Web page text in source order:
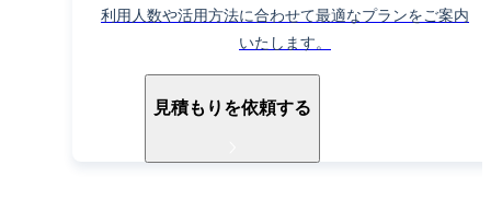
利用人数や活用方法に合わせて最適なプランをご案内
いたします。
見積もりを依頼する